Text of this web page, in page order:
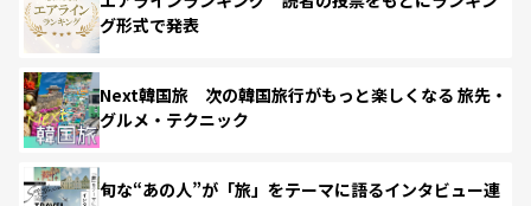
グ形式で発表
Next韓国旅 次の韓国旅行がもっと楽しくなる 旅先・
グルメ・テクニック
旬な“あの人”が「旅」をテーマに語るインタビュー連